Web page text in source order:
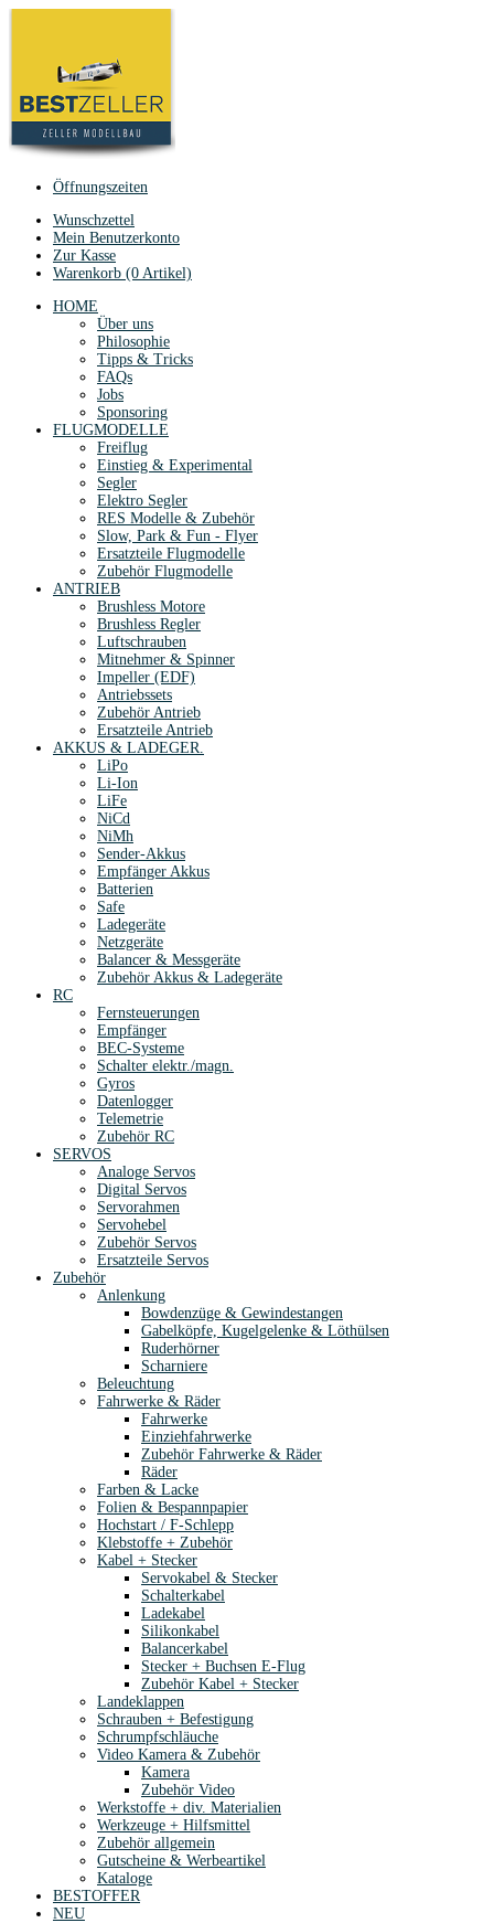
Öffnungszeiten
Wunschzettel
Mein Benutzerkonto
Zur Kasse
Warenkorb (0 Artikel)
HOME
Über uns
Philosophie
Tipps & Tricks
FAQs
Jobs
Sponsoring
FLUGMODELLE
Freiflug
Einstieg & Experimental
Segler
Elektro Segler
RES Modelle & Zubehör
Slow, Park & Fun - Flyer
Ersatzteile Flugmodelle
Zubehör Flugmodelle
ANTRIEB
Brushless Motore
Brushless Regler
Luftschrauben
Mitnehmer & Spinner
Impeller (EDF)
Antriebssets
Zubehör Antrieb
Ersatzteile Antrieb
AKKUS & LADEGER.
LiPo
Li-Ion
LiFe
NiCd
NiMh
Sender-Akkus
Empfänger Akkus
Batterien
Safe
Ladegeräte
Netzgeräte
Balancer & Messgeräte
Zubehör Akkus & Ladegeräte
RC
Fernsteuerungen
Empfänger
BEC-Systeme
Schalter elektr./magn.
Gyros
Datenlogger
Telemetrie
Zubehör RC
SERVOS
Analoge Servos
Digital Servos
Servorahmen
Servohebel
Zubehör Servos
Ersatzteile Servos
Zubehör
Anlenkung
Bowdenzüge & Gewindestangen
Gabelköpfe, Kugelgelenke & Löthülsen
Ruderhörner
Scharniere
Beleuchtung
Fahrwerke & Räder
Fahrwerke
Einziehfahrwerke
Zubehör Fahrwerke & Räder
Räder
Farben & Lacke
Folien & Bespannpapier
Hochstart / F-Schlepp
Klebstoffe + Zubehör
Kabel + Stecker
Servokabel & Stecker
Schalterkabel
Ladekabel
Silikonkabel
Balancerkabel
Stecker + Buchsen E-Flug
Zubehör Kabel + Stecker
Landeklappen
Schrauben + Befestigung
Schrumpfschläuche
Video Kamera & Zubehör
Kamera
Zubehör Video
Werkstoffe + div. Materialien
Werkzeuge + Hilfsmittel
Zubehör allgemein
Gutscheine & Werbeartikel
Kataloge
BESTOFFER
NEU